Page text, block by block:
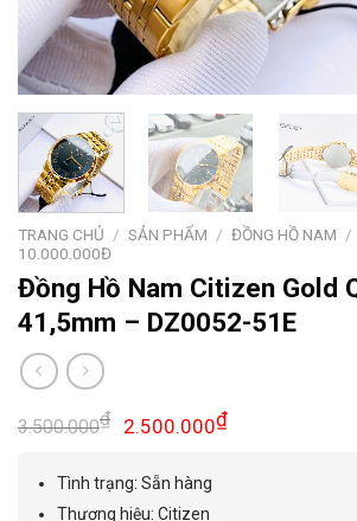
TRANG CHỦ / SẢN PHẨM / ĐỒNG HỒ NAM /
10.000.000Đ
Đồng Hồ Nam Citizen Gold
41,5mm – DZ0052-51E
3.500.000₫
Giá
là:
3.500.000₫.
2.500.000₫Giá
Tình trạng: Sẵn hàng
Thương hiệu: Citizen